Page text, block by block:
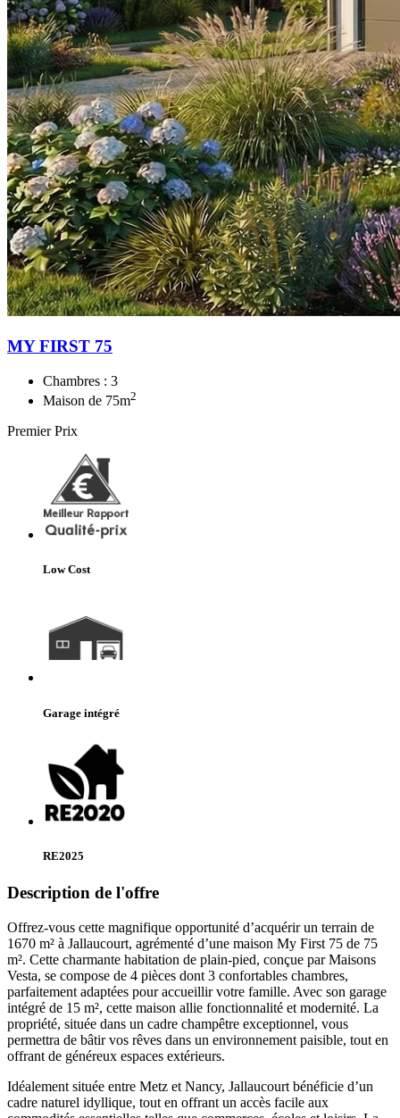
MY FIRST 75
Chambres : 3
Maison de 75m2
Premier Prix
Low Cost
Garage intégré
RE2025
Description de l'offre
Offrez-vous cette magnifique opportunité d’acquérir un terrain de
1670 m² à Jallaucourt, agrémenté d’une maison My First 75 de 75
m². Cette charmante habitation de plain-pied, conçue par Maisons
Vesta, se compose de 4 pièces dont 3 confortables chambres,
parfaitement adaptées pour accueillir votre famille. Avec son garage
intégré de 15 m², cette maison allie fonctionnalité et modernité. La
propriété, située dans un cadre champêtre exceptionnel, vous
permettra de bâtir vos rêves dans un environnement paisible, tout en
offrant de généreux espaces extérieurs.
Idéalement située entre Metz et Nancy, Jallaucourt bénéficie d’un
cadre naturel idyllique, tout en offrant un accès facile aux